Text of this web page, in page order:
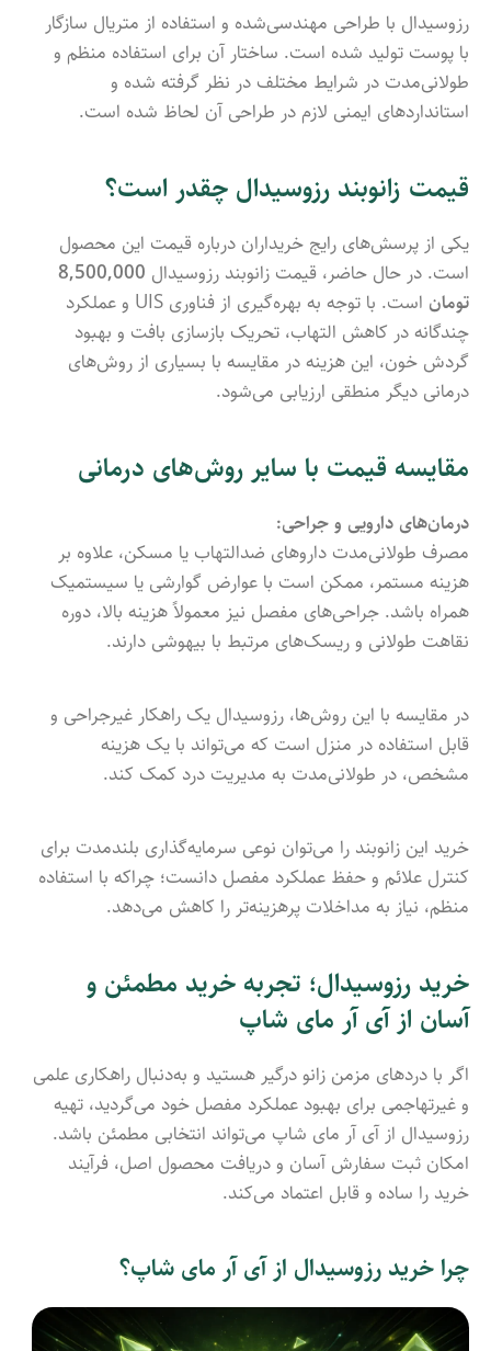
رزوسیدال با طراحی مهندسی‌شده و استفاده از متریال سازگار
با پوست تولید شده است. ساختار آن برای استفاده منظم و
طولانی‌مدت در شرایط مختلف در نظر گرفته شده و
استانداردهای ایمنی لازم در طراحی آن لحاظ شده است.
قیمت زانوبند رزوسیدال چقدر است؟
یکی از پرسش‌های رایج خریداران درباره قیمت این محصول
است. در حال حاضر، قیمت زانوبند رزوسیدال 8,500,000
تومان
است. با توجه به بهره‌گیری از فناوری UIS و عملکرد
چندگانه در کاهش التهاب، تحریک بازسازی بافت و بهبود
گردش خون، این هزینه در مقایسه با بسیاری از روش‌های
درمانی دیگر منطقی ارزیابی می‌شود.
مقایسه قیمت با سایر روش‌های درمانی
درمان‌های دارویی و جراحی:
مصرف طولانی‌مدت داروهای ضدالتهاب یا مسکن، علاوه بر
هزینه مستمر، ممکن است با عوارض گوارشی یا سیستمیک
همراه باشد. جراحی‌های مفصل نیز معمولاً هزینه بالا، دوره
نقاهت طولانی و ریسک‌های مرتبط با بیهوشی دارند.
در مقایسه با این روش‌ها، رزوسیدال یک راهکار غیرجراحی و
قابل استفاده در منزل است که می‌تواند با یک هزینه
مشخص، در طولانی‌مدت به مدیریت درد کمک کند.
خرید این زانوبند را می‌توان نوعی سرمایه‌گذاری بلندمدت برای
کنترل علائم و حفظ عملکرد مفصل دانست؛ چراکه با استفاده
منظم، نیاز به مداخلات پرهزینه‌تر را کاهش می‌دهد.
خرید رزوسیدال؛ تجربه خرید مطمئن و
آسان از آی آر مای شاپ
اگر با دردهای مزمن زانو درگیر هستید و به‌دنبال راهکاری علمی
و غیرتهاجمی برای بهبود عملکرد مفصل خود می‌گردید، تهیه
رزوسیدال از آی آر مای شاپ می‌تواند انتخابی مطمئن باشد.
امکان ثبت سفارش آسان و دریافت محصول اصل، فرآیند
خرید را ساده و قابل اعتماد می‌کند.
چرا خرید رزوسیدال از آی آر مای شاپ؟